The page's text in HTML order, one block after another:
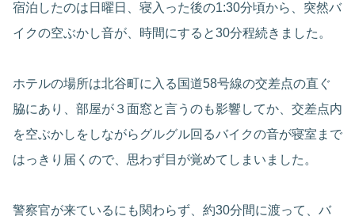
宿泊したのは日曜日、寝入った後の1:30分頃から、突然バ
イクの空ぶかし音が、時間にすると30分程続きました。
ホテルの場所は北谷町に入る国道58号線の交差点の直ぐ
脇にあり、部屋が３面窓と言うのも影響してか、交差点内
を空ぶかしをしながらグルグル回るバイクの音が寝室まで
はっきり届くので、思わず目が覚めてしまいました。
警察官が来ているにも関わらず、約30分間に渡って、バ